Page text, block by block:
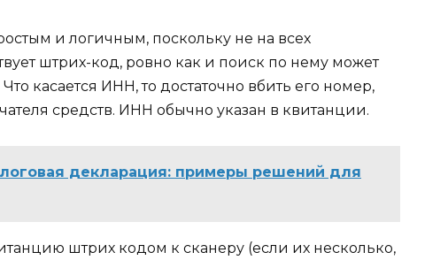
и логичным, поскольку не на всех
штрих-код, ровно как и поиск по нему может
касается ИНН, то достаточно вбить его номер,
средств. ИНН обычно указан в квитанции.
декларация: примеры решений для
штрих кодом к сканеру (если их несколько,